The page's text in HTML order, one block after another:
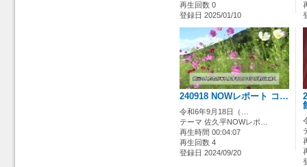
再生回数 0
登録日 2025/01/10
240918 NOWレポート コ…
令和6年9月18日（…
テーマ 佐久平NOWレポ…
再生時間 00:04:07
再生回数 4
登録日 2024/09/20